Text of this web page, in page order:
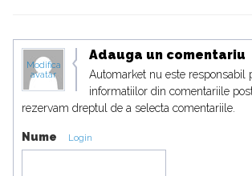
Modifica
avatar
Adauga un comentariu
Automarket nu este responsabil
informatiilor din comentariile
rezervam dreptul de a selecta comentariile.
Nume Login